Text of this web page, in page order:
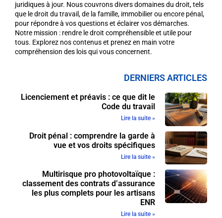
juridiques à jour. Nous couvrons divers domaines du droit, tels
que le droit du travail, de la famille, immobilier ou encore pénal,
pour répondre à vos questions et éclairer vos démarches.
Notre mission : rendre le droit compréhensible et utile pour
tous. Explorez nos contenus et prenez en main votre
compréhension des lois qui vous concernent.
DERNIERS ARTICLES
Licenciement et préavis : ce que dit le
Code du travail
Lire la suite »
Droit pénal : comprendre la garde à
vue et vos droits spécifiques
Lire la suite »
Multirisque pro photovoltaïque :
classement des contrats d’assurance
les plus complets pour les artisans
ENR
Lire la suite »